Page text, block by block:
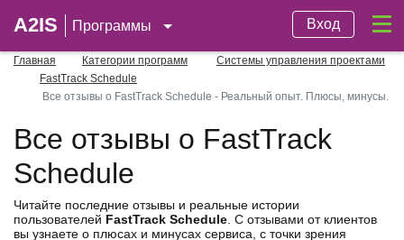
A2IS Программы Вход
Главная Категории программ
Системы управления проектами
FastTrack Schedule
Все отзывы о FastTrack Schedule - Реальный опыт. Плюсы, минусы.
Все отзывы о FastTrack
Schedule
Читайте последние отзывы и реальные истории
пользователей FastTrack Schedule . С отзывами от клиентов
вы узнаете о плюсах и минусах сервиса, с точки зрения